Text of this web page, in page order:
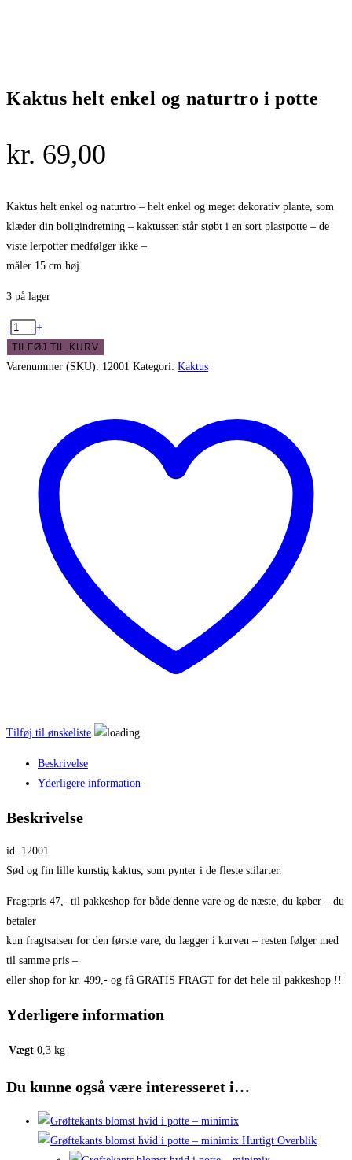
Kaktus helt enkel og naturtro i potte
kr. 69,00
Kaktus helt enkel og naturtro – helt enkel og meget dekorativ plante, som
klæder din boligindretning – kaktussen står støbt i en sort plastpotte – de
viste lerpotter medfølger ikke –
måler 15 cm høj.
3 på lager
Kaktus
helt
enkel
- +
TILFØJ TIL KURV
Varenummer (SKU): 12001 Kategori: Kaktus
Tilføj til ønskeliste
Beskrivelse
Yderligere information
Beskrivelse
id. 12001
Sød og fin lille kunstig kaktus, som pynter i de fleste stilarter.
Fragtpris 47,- til pakkeshop for både denne vare og de næste, du køber – du
betaler
kun fragtsatsen for den første vare, du lægger i kurven – resten følger med
til samme pris –
eller shop for kr. 499,- og få GRATIS FRAGT for det hele til pakkeshop !!
Yderligere information
Vægt 0,3 kg
Du kunne også være interesseret i…
Hurtigt Overblik